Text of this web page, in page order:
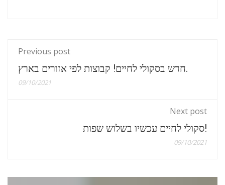
Previous post
חדש בסקולי לחיים! קבוצות לפי אזורים בארץ.
09/10/2021
Next post
סקולי לחיים עכשיו בשלוש שפות!
09/10/2021